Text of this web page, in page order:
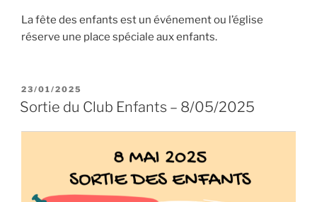
La fête des enfants est un événement ou l’église
réserve une place spéciale aux enfants.
PUBLIÉ
LE
23/01/2025
Sortie du Club Enfants – 8/05/2025